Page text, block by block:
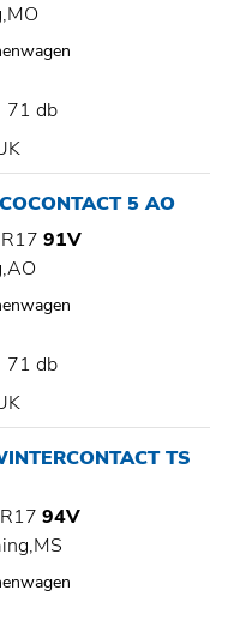
71 db
5 AO
91V
71 db
TS
94V